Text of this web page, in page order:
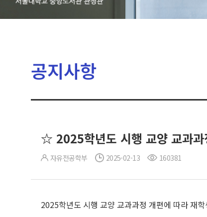
공지사항
☆ 2025학년도 시행 교양 교과과
자유전공학부 2025-02-13 160381
2025학년도 시행 교양 교과과정 개편에 따라 재